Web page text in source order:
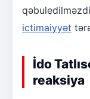
ictimaiyyət
İdo
reaksiya